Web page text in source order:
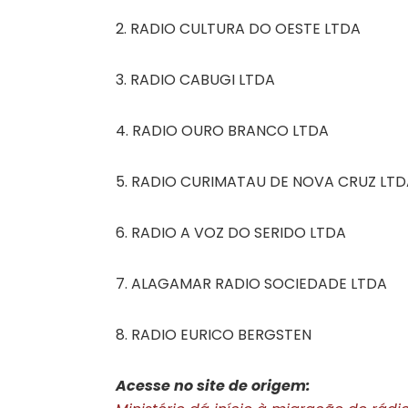
2. RADIO CULTURA DO OESTE LTDA
3. RADIO CABUGI LTDA
4. RADIO OURO BRANCO LTDA
5. RADIO CURIMATAU DE NOVA CRUZ
6. RADIO A VOZ DO SERIDO LTDA
7. ALAGAMAR RADIO SOCIEDADE LTDA
8. RADIO EURICO BERGSTEN
Acesse no site de origem: